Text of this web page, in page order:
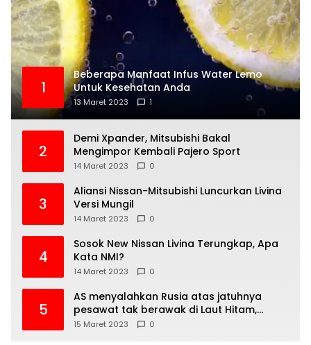
1
Beberapa Manfaat Infus Water Lemo
Untuk Kesehatan Anda
13 Maret 2023 1
2
Demi Xpander, Mitsubishi Bakal
Mengimpor Kembali Pajero Sport
14 Maret 2023 0
3
Aliansi Nissan-Mitsubishi Luncurkan Livina
Versi Mungil
14 Maret 2023 0
4
Sosok New Nissan Livina Terungkap, Apa
Kata NMI?
14 Maret 2023 0
5
AS menyalahkan Rusia atas jatuhnya
pesawat tak berawak di Laut Hitam,
Moskow menyangkal
15 Maret 2023 0